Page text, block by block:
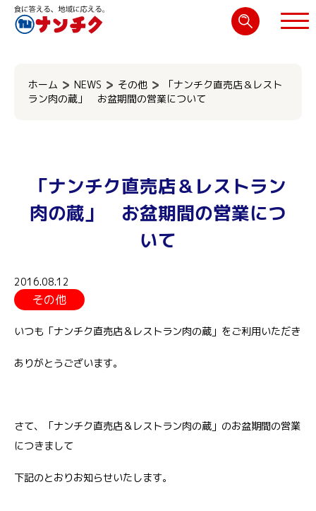
ホーム NEWS その他
「ナンチク直売店＆レスト
ラン肉の蔵」 お盆期間の営業について
「ナンチク直売店＆レストラン
肉の蔵」 お盆期間の営業につ
いて
2016.08.12
その他
いつも「ナンチク直売店＆レストラン肉の蔵」をご利用いただき
ありがとうございます。
さて、「ナンチク直売店＆レストラン肉の蔵」のお盆期間の営業
につきまして
下記のとおりお知らせいたします。